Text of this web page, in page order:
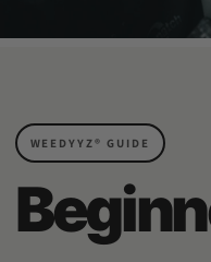
WEEDYYZ®︎ GUIDE